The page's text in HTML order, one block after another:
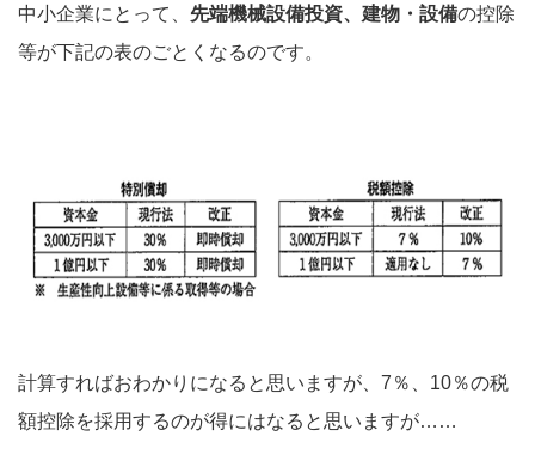
中小企業にとって、 先端機械設備投資、建物・設備の控除
等が下記の表のごとくなるのです。
計算すればおわかりになると思いますが、7％、10％の税
額控除を採用するのが得にはなると思いますが……